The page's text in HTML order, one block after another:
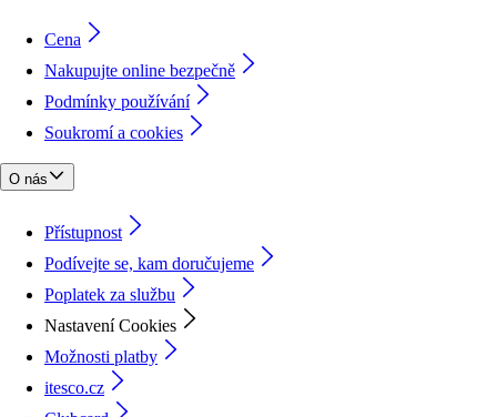
Cena
Nakupujte online bezpečně
Podmínky používání
Soukromí a cookies
O nás
Přístupnost
Podívejte se, kam doručujeme
Poplatek za službu
Nastavení Cookies
Možnosti platby
itesco.cz